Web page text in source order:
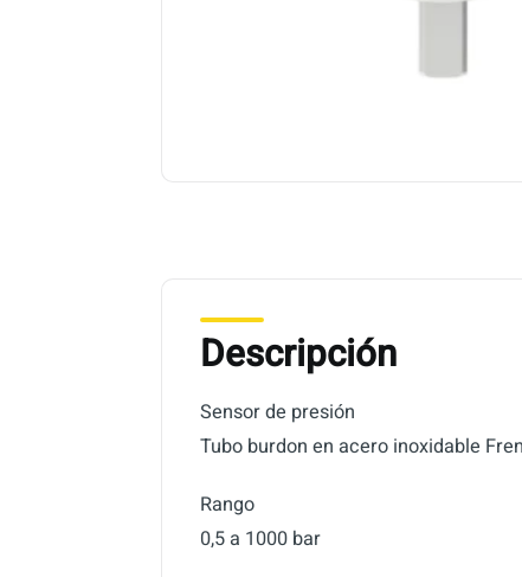
Descripción
Sensor de presión
Tubo burdon en acero inoxidable
Rango
0,5 a 1000 bar